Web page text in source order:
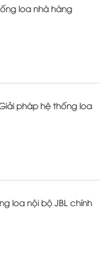
loa nhà hàng
pháp hệ thống loa
loa nội bộ JBL chính